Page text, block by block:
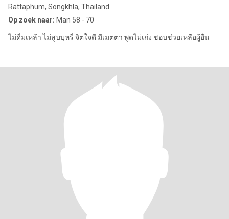
Rattaphum, Songkhla, Thailand
Op zoek naar: Man 58 - 70
ไม่ดื่มเหล้า ไม่สูบบุหรื่ จิตใจดี มีเมตตา พูดไม่เก่ง ชอบช่วยเหลือผู้อื่น